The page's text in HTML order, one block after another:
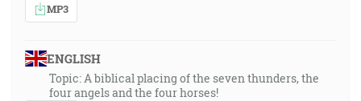
MP3
ENGLISH
Topic: A biblical placing of the seven thunders, the
four angels and the four horses!